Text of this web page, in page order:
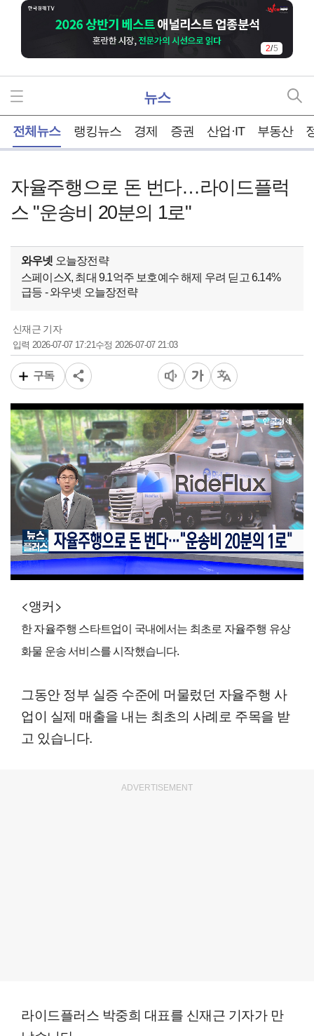
2/5
뉴스
전체뉴스 랭킹뉴스 경제 증권 산업·IT 부동산
자율주행으로 돈 번다…라이드플럭
스 "운송비 20분의 1로"
와우넷 오늘장전략
스페이스X, 최대 9.1억주 보호예수 해제 우려 딛고 6.14%
급등 - 와우넷 오늘장전략
신재근 기자
입력2026-07-07 17:21수정 2026-07-07 21:03
구독
00:16
<앵커>
한 자율주행 스타트업이 국내에서는 최초로 자율주행 유상
화물 운송 서비스를 시작했습니다.
그동안 정부 실증 수준에 머물렀던 자율주행 사
업이 실제 매출을 내는 최초의 사례로 주목을 받
고 있습니다.
ADVERTISEMENT
라이드플러스 박중희 대표를 신재근 기자가 만